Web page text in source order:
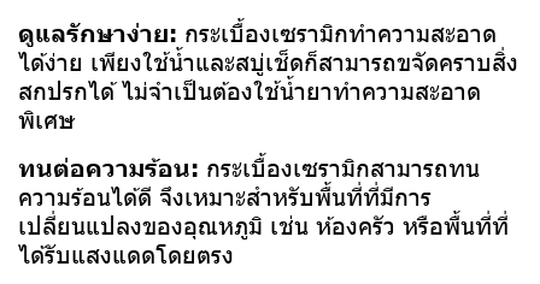
ดูแลรักษาง่าย: กระเบื้องเซรามิกทำความสะอาด
ได้ง่าย เพียงใช้น้ำและสบู่เช็ดก็สามารถขจัดคราบสิ่ง
สกปรกได้ ไม่จำเป็นต้องใช้น้ำยาทำความสะอาด
พิเศษ
ทนต่อความร้อน: กระเบื้องเซรามิกสามารถทน
ความร้อนได้ดี จึงเหมาะสำหรับพื้นที่ที่มีการ
เปลี่ยนแปลงของอุณหภูมิ เช่น ห้องครัว หรือพื้นที่ที่
ได้รับแสงแดดโดยตรง